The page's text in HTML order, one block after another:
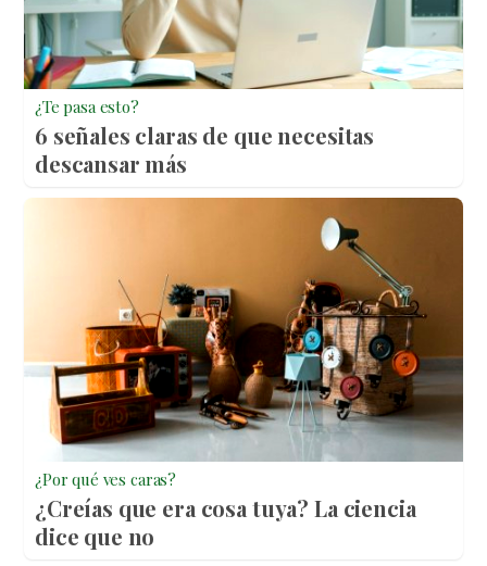
¿Te pasa esto?
6 señales claras de que necesitas
descansar más
¿Por qué ves caras?
¿Creías que era cosa tuya? La ciencia
dice que no